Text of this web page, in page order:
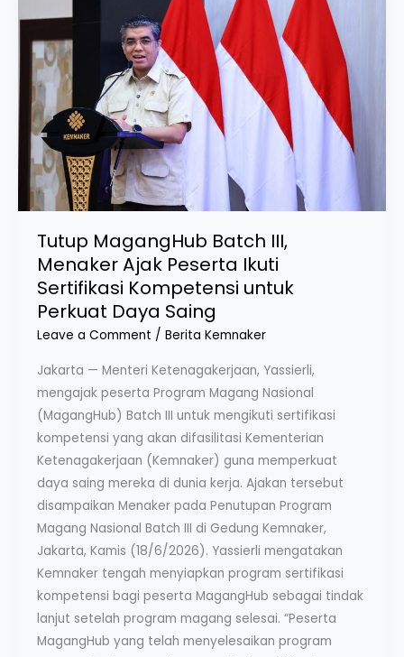
Tutup MagangHub Batch III,
Menaker Ajak Peserta Ikuti
Sertifikasi Kompetensi untuk
Perkuat Daya Saing
Leave a Comment / Berita Kemnaker
Jakarta — Menteri Ketenagakerjaan, Yassierli,
mengajak peserta Program Magang Nasional
(MagangHub) Batch III untuk mengikuti sertifikasi
kompetensi yang akan difasilitasi Kementerian
Ketenagakerjaan (Kemnaker) guna memperkuat
daya saing mereka di dunia kerja. Ajakan tersebut
disampaikan Menaker pada Penutupan Program
Magang Nasional Batch III di Gedung Kemnaker,
Jakarta, Kamis (18/6/2026). Yassierli mengatakan
Kemnaker tengah menyiapkan program sertifikasi
kompetensi bagi peserta MagangHub sebagai tindak
lanjut setelah program magang selesai. “Peserta
MagangHub yang telah menyelesaikan program
Batch
III,
Menaker
Ajak
Peserta
Ikuti
Sertifikasi
Kompetensi
untuk
Daya
Saing